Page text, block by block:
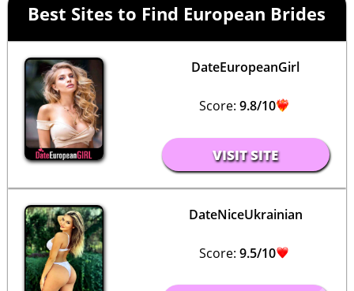
Best Sites to Find European Brides
DateEuropeanGirl
Score: 9.8/10
VISIT SITE
DateNiceUkrainian
Score: 9.5/10